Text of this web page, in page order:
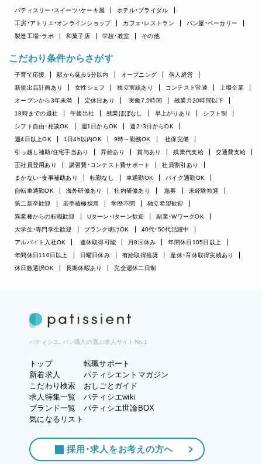
パティスリー・スイーツ・ケーキ屋
ホテル・ブライダル
工房・アトリエ・オンラインショップ
カフェ・レストラン
パン屋・ベーカリー
製造工場・ラボ
和菓子店 学校・教室 その他
こだわり条件からさがす
子育て応援 駅から徒歩5分以内 オープニング
個人経営
新規出店計画あり
女性シェフ 独立実績あり コンテスト常連
上場企業
オープンから3年未満
定休日あり 実働7.5時間
残業月20時間以下
18時までの退社
午後出社 残業ほぼなし 早上がりあり
シフト制
シフト自由・相談OK
週1日からOK
週2・3日からOK
週4日以上OK
1日4h以内OK 9時～勤務OK
社保完備
引っ越し補助/住宅手当あり
昇給あり 賞与あり 残業代支給
交通費支給
正社員登用あり
講習費・コンテスト費サポート
社員割引あり
まかない・食事補助あり
転勤なし 車通勤OK
バイク通勤OK
自転車通勤OK
海外研修あり 社内研修あり 急募
未経験歓迎
第二新卒歓迎
若手積極採用 学歴不問
独立希望歓迎
異業種からの転職歓迎
Uターン・Iターン歓迎
副業・WワークOK
大学生・専門学生歓迎
ブランク明けOK
40代・50代活躍中
アルバイト入社OK
連休取得可能 月8回休み
年間休日105日以上
年間休日110日以上
日曜日休み 有給取得推奨
産休・育休取得実績あり
休日数選択OK
長期休暇あり 完全週休二日制
パティシエ、パン職人の選ぶ求人サイトNo.1
トップ
新着求人
こだわり検索
求人特集一覧
ブランド一覧
気になるリスト
転職サポート
パティシエントマガジン
おしごとガイド
パティシエwiki
パティシエ世論BOX
採用・求人をお考えの方へ